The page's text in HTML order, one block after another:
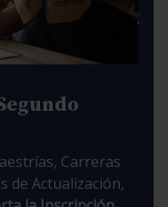
Carreras
de Actualización,